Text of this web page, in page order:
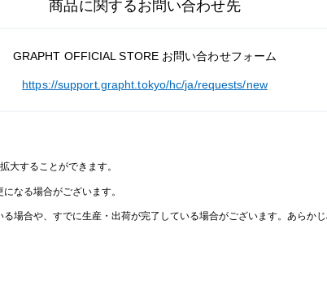
商品に関するお問い合わせ先
GRAPHT OFFICIAL STORE お問い合わせフォーム
https://support.grapht.tokyo/hc/ja/requests/new
大することができます。
なる場合がございます。
場合や、すでに生産・出荷が完了している場合がございます。あらかじ